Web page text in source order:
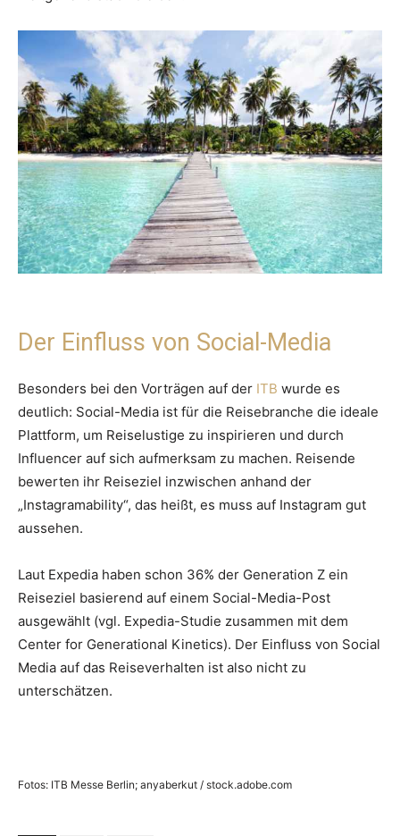
Der Einfluss von Social-Media
Besonders bei den Vorträgen auf der ITB wurde es
deutlich: Social-Media ist für die Reisebranche die ideale
Plattform, um Reiselustige zu inspirieren und durch
Influencer auf sich aufmerksam zu machen. Reisende
bewerten ihr Reiseziel inzwischen anhand der
„Instagramability“, das heißt, es muss auf Instagram gut
aussehen.
Laut Expedia haben schon 36% der Generation Z ein
Reiseziel basierend auf einem Social-Media-Post
ausgewählt (vgl. Expedia-Studie zusammen mit dem
Center for Generational Kinetics). Der Einfluss von Social
Media auf das Reiseverhalten ist also nicht zu
unterschätzen.
Fotos: ITB Messe Berlin; anyaberkut / stock.adobe.com